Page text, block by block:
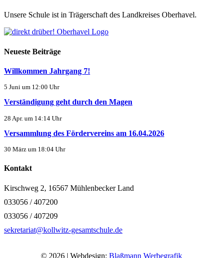
Unsere Schule ist in Trägerschaft des Landkreises Oberhavel.
Neueste Beiträge
Willkommen Jahrgang 7!
5 Juni um 12:00 Uhr
Verständigung geht durch den Magen
28 Apr. um 14:14 Uhr
Versammlung des Fördervereins am 16.04.2026
30 März um 18:04 Uhr
Kontakt
Kirschweg 2, 16567 Mühlenbecker Land
033056 / 407200
033056 / 407209
sekretariat@kollwitz-gesamtschule.de
© 2026 | Webdesign: Blaßmann Werbegrafik